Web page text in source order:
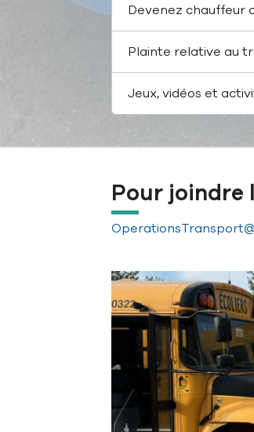
Devenez chauffeur
Plainte relative au
Jeux, vidéos et
Pour joindre